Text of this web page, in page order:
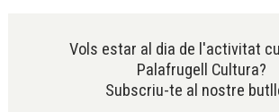
Vols estar al dia de l'activitat
Palafrugell Cultura?
Subscriu-te al nostre